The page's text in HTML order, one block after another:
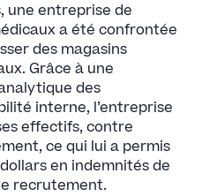
une entreprise de
a été confrontée
des magasins
Grâce à une
des
interne, l’entreprise
effectifs, contre
ce qui lui a permis
en indemnités de
recrutement.